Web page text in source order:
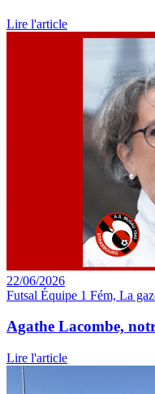
Lire l'article
22/06/2026
Futsal Équipe 1 Fém, La
Agathe Lacombe,
Lire l'article